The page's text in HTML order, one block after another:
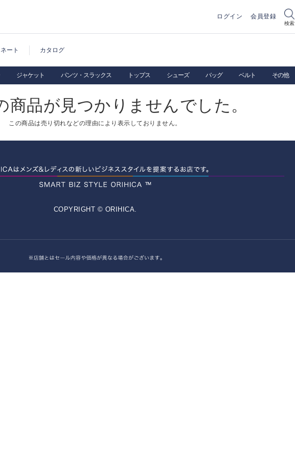
ログイン 会員登録
検索
ート カタログ
ジャケット パンツ・スラックス トップス シューズ バッグ ベルト その他
商品が見つかりませんでした。
この商品は売り切れなどの理由により表示しておりません。
COPYRIGHT © ORIHICA.